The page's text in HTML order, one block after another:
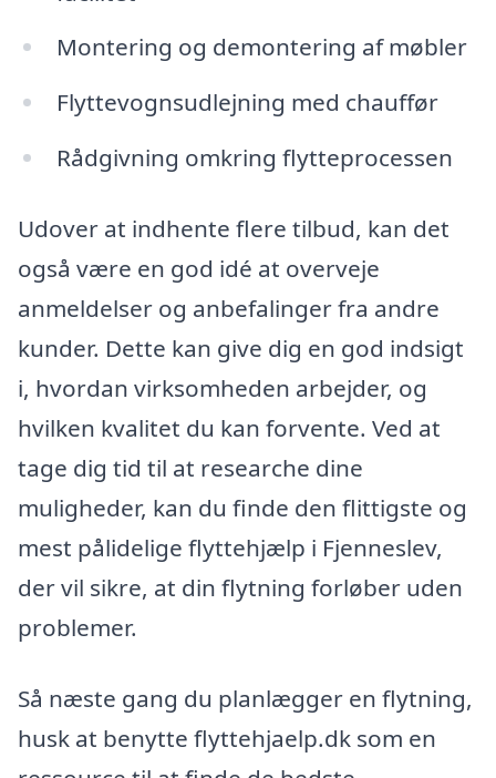
Montering og demontering af møbler
Flyttevognsudlejning med chauffør
Rådgivning omkring flytteprocessen
Udover at indhente flere tilbud, kan det
også være en god idé at overveje
anmeldelser og anbefalinger fra andre
kunder. Dette kan give dig en god indsigt
i, hvordan virksomheden arbejder, og
hvilken kvalitet du kan forvente. Ved at
tage dig tid til at researche dine
muligheder, kan du finde den flittigste og
mest pålidelige flyttehjælp i Fjenneslev,
der vil sikre, at din flytning forløber uden
problemer.
Så næste gang du planlægger en flytning,
husk at benytte flyttehjaelp.dk som en